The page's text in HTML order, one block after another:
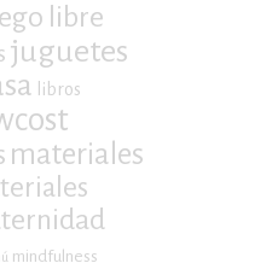
libre
juguetes
libros
materiales
mindfulness